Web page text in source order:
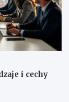
i cechy